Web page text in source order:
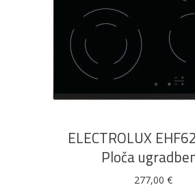
DODAJ U KOŠARICU
ELECTROLUX
Ploča
277,00 €